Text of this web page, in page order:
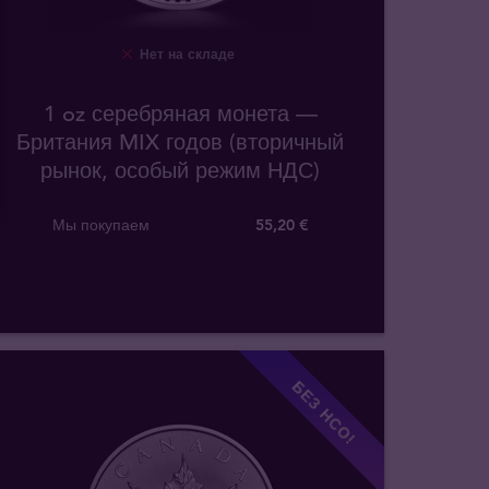
Нет на складе
1 oz серебряная монета —
Британия MIX годов (вторичный
рынок, особый режим НДС)
Мы покупаем 55,20 €
БЕЗ НСО!